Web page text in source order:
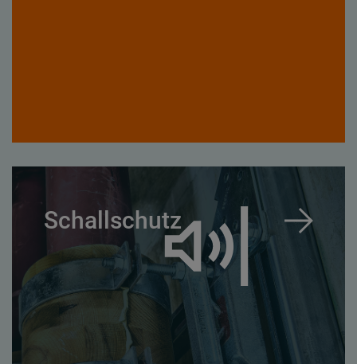
Schallschutz